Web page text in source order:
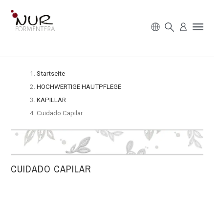
Startseite
HOCHWERTIGE HAUTPFLEGE
KAPILLAR
Cuidado Capilar
CUIDADO CAPILAR